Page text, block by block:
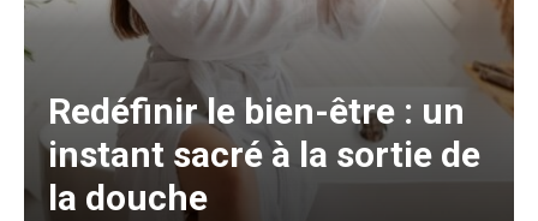
Redéfinir le bien-être : un
instant sacré à la sortie de
la douche